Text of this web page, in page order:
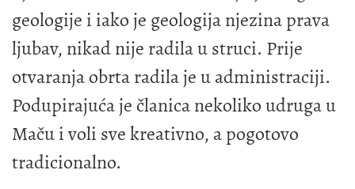
geologije i iako je geologija njezina prava
ljubav, nikad nije radila u struci. Prije
otvaranja obrta radila je u administraciji.
Podupirajuća je članica nekoliko udruga u
Maču i voli sve kreativno, a pogotovo
tradicionalno.